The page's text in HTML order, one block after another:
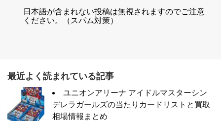
日本語が含まれない投稿は無視されますのでご注意
ください。（スパム対策）
最近よく読まれている記事
ユニオンアリーナ アイドルマスターシン
デレラガールズの当たりカードリストと買取
相場情報まとめ